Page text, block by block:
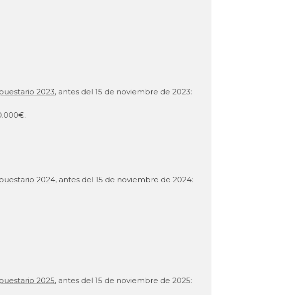
2023, antes del 15 de noviembre de 2023:
2024, antes del 15 de noviembre de 2024:
2025, antes del 15 de noviembre de 2025: